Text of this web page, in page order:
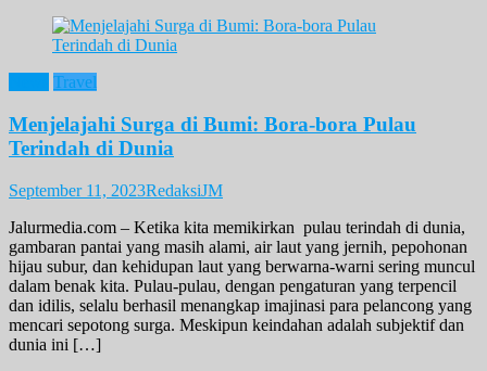
Travel
Menjelajahi Surga di Bumi: Bora-bora Pulau
Terindah di Dunia
September 11, 2023RedaksiJM
Jalurmedia.com – Ketika kita memikirkan pulau terindah di dunia,
gambaran pantai yang masih alami, air laut yang jernih, pepohonan
hijau subur, dan kehidupan laut yang berwarna-warni sering muncul
dalam benak kita. Pulau-pulau, dengan pengaturan yang terpencil
dan idilis, selalu berhasil menangkap imajinasi para pelancong yang
mencari sepotong surga. Meskipun keindahan adalah subjektif dan
dunia ini […]